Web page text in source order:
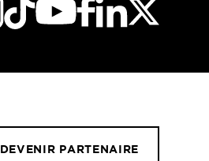
DEVENIR PARTENAIRE